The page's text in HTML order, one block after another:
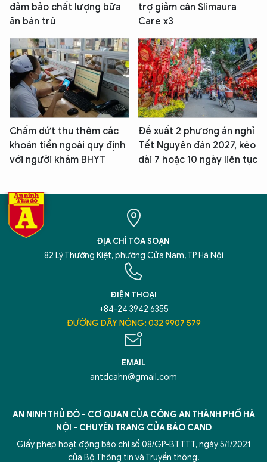
đảm bảo chất lượng bữa
ăn bán trú
trợ giảm cân Slimaura
Care x3
Chấm dứt thu thêm các
khoản tiền ngoài quy định
với người khám BHYT
Đề xuất 2 phương án nghỉ
Tết Nguyên đán 2027, kéo
dài 7 hoặc 10 ngày liên tục
ĐỊA CHỈ TÒA SOẠN
82 Lý Thường Kiệt, phường Cửa Nam, TP Hà Nội
ĐIỆN THOẠI
+84-24 3942 6355
ĐƯỜNG DÂY NÓNG: 032 9907 579
EMAIL
antdcahn@gmail.com
AN NINH THỦ ĐÔ - CƠ QUAN CỦA CÔNG AN THÀNH PHỐ HÀ
NỘI - CHUYÊN TRANG CỦA BÁO CAND
Giấy phép hoạt động báo chí số 08/GP-BTTTT, ngày 5/1/2021
của Bộ Thông tin và Truyền thông.